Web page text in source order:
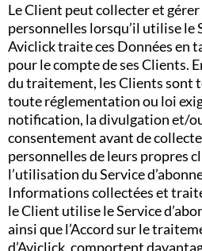
Le Client peut collecter et gérer
personnelles lorsqu’il utilise le
Aviclick traite ces Données en
pour le compte de ses Clients.
du traitement, les Clients sont
toute réglementation ou loi
notification, la divulgation et/
consentement avant de
personnelles de leurs propres
l’utilisation du Service
Informations collectées et
le Client utilise le Service
ainsi que l’Accord sur le
d’Aviclick, comportent